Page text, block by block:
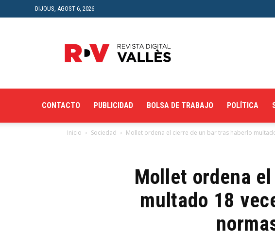
DIJOUS, AGOST 6, 2026
Digital
del
CONTACTO PUBLICIDAD BOLSA DE TRABAJO POLÍTICA
Inicio Sociedad Mollet ordena el cierre de un bar tras haberlo
Mollet ordena
multado 18